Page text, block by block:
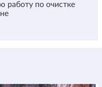
работу по очистке